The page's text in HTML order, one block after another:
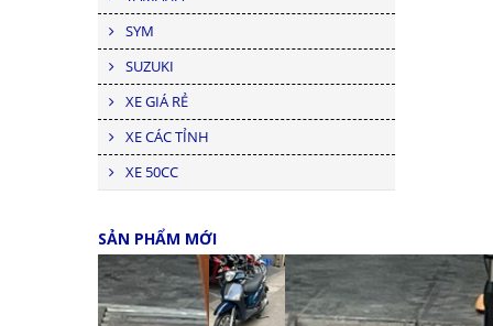
SYM
SUZUKI
XE GIÁ RẺ
XE CÁC TỈNH
XE 50CC
SẢN PHẨM MỚI